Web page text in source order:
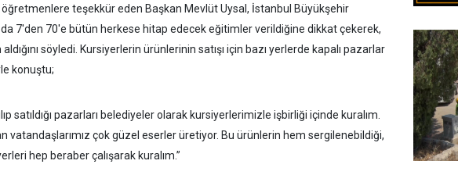
teşekkür eden Başkan Mevlüt Uysal, İstanbul Büyükşehir
da 7'den 70'e bütün herkese hitap edecek eğitimler verildiğine dikkat çekerek,
söyledi. Kursiyerlerin ürünlerinin satışı için bazı yerlerde kapalı pazarlar
konuştu;
satıldığı pazarları belediyeler olarak kursiyerlerimizle işbirliği içinde kuralım.
vatandaşlarımız çok güzel eserler üretiyor. Bu ürünlerin hem sergilenebildiği,
hep beraber çalışarak kuralım.”